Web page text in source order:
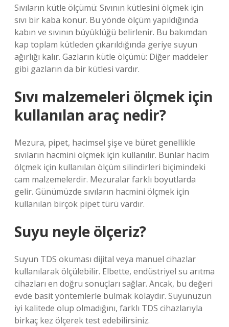
Sıvıların kütle ölçümü: Sıvının kütlesini ölçmek için
sıvı bir kaba konur. Bu yönde ölçüm yapıldığında
kabın ve sıvının büyüklüğü belirlenir. Bu bakımdan
kap toplam kütleden çıkarıldığında geriye suyun
ağırlığı kalır. Gazların kütle ölçümü: Diğer maddeler
gibi gazların da bir kütlesi vardır.
Sıvı malzemeleri ölçmek için
kullanılan araç nedir?
Mezura, pipet, hacimsel şişe ve büret genellikle
sıvıların hacmini ölçmek için kullanılır. Bunlar hacim
ölçmek için kullanılan ölçüm silindirleri biçimindeki
cam malzemelerdir. Mezuralar farklı boyutlarda
gelir. Günümüzde sıvıların hacmini ölçmek için
kullanılan birçok pipet türü vardır.
Suyu neyle ölçeriz?
Suyun TDS okuması dijital veya manuel cihazlar
kullanılarak ölçülebilir. Elbette, endüstriyel su arıtma
cihazları en doğru sonuçları sağlar. Ancak, bu değeri
evde basit yöntemlerle bulmak kolaydır. Suyunuzun
iyi kalitede olup olmadığını, farklı TDS cihazlarıyla
birkaç kez ölçerek test edebilirsiniz.